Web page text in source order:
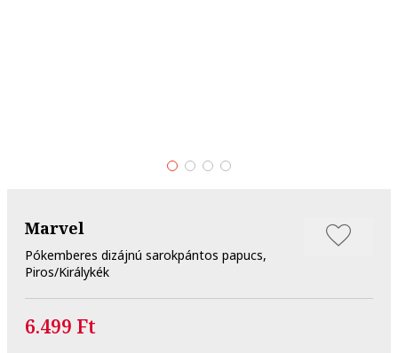
Marvel
Pókemberes dizájnú sarokpántos papucs,
Piros/Királykék
6.499 Ft